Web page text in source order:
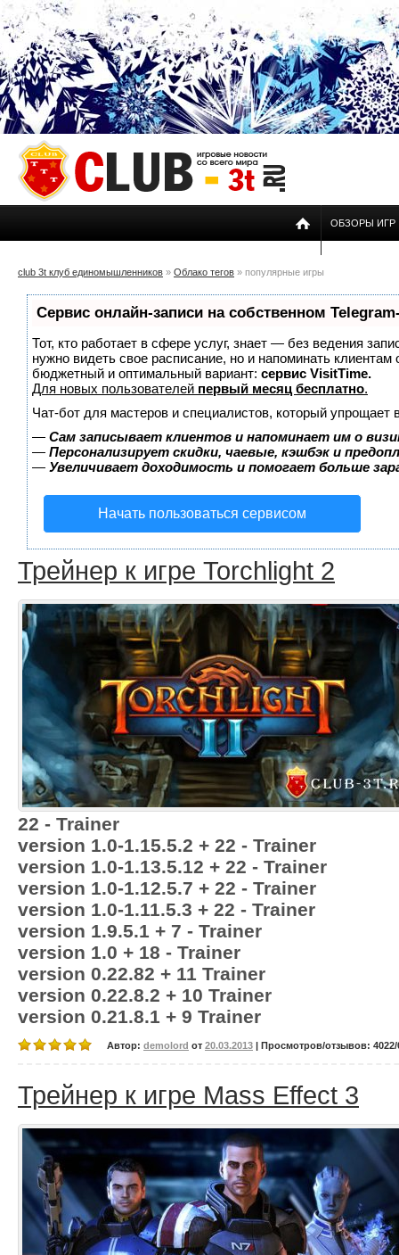
ОБЗОРЫ ИГР
club 3t клуб единомышленников » Облако тегов » популярные игры
Сервис онлайн-записи на собственном
Тот, кто работает в сфере услуг, знает — без ведения
нужно видеть свое расписание, но и напоминать
бюджетный и оптимальный вариант: сервис VisitTime.
Для новых пользователей первый месяц бесплатно.
Чат-бот для мастеров и специалистов, который упрощает
— Сам записывает клиентов и напоминает им о
— Персонализирует скидки, чаевые, кэшбэк и
— Увеличивает доходимость и помогает больше
Начать пользоваться сервисом
Трейнер к игре Torchlight 2
22 - Trainer
version 1.0-1.15.5.2 + 22 - Trainer
version 1.0-1.13.5.12 + 22 - Trainer
version 1.0-1.12.5.7 + 22 - Trainer
version 1.0-1.11.5.3 + 22 - Trainer
version 1.9.5.1 + 7 - Trainer
version 1.0 + 18 - Trainer
version 0.22.82 + 11 Trainer
version 0.22.8.2 + 10 Trainer
version 0.21.8.1 + 9 Trainer
Автор: demolord от 20.03.2013 | Просмотров/отзывов: 4022/
Трейнер к игре Mass Effect 3